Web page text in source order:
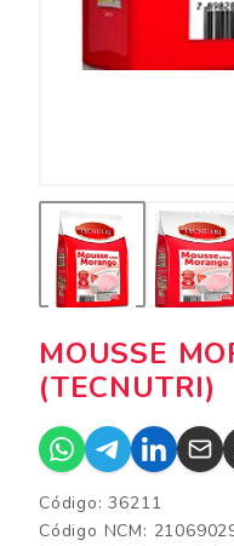
MOUSSE
(TECNUTRI)
Código: 36211
Código NCM: